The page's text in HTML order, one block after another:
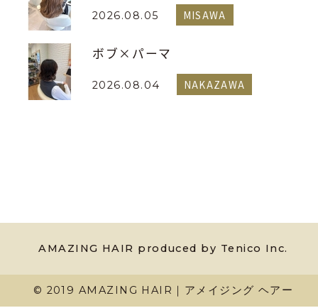
2026.08.05 MISAWA
ボブ×パーマ
2026.08.04 NAKAZAWA
AMAZING HAIR produced by Tenico Inc.
© 2019 AMAZING HAIR｜アメイジング ヘアー